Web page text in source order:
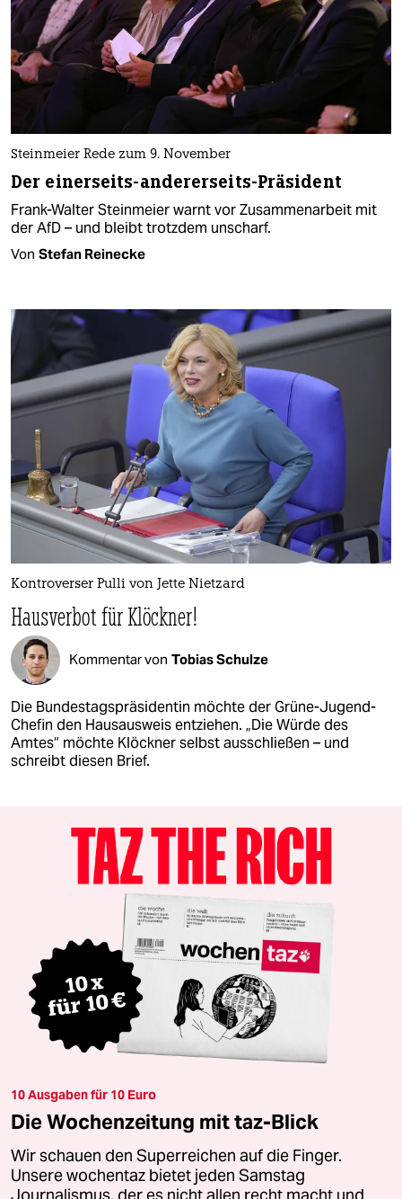
Steinmeier Rede zum 9. November
Der einerseits-andererseits-Präsident
Frank-Walter Steinmeier warnt vor Zusammenarbeit mit
der AfD – und bleibt trotzdem unscharf.
Von Stefan Reinecke
Kontroverser Pulli von Jette Nietzard
Hausverbot für Klöckner!
Kommentar von Tobias Schulze
Die Bundestagspräsidentin möchte der Grüne-Jugend-
Chefin den Hausausweis entziehen. „Die Würde des
Amtes“ möchte Klöckner selbst ausschließen – und
schreibt diesen Brief.
10 Ausgaben für 10 Euro
Die Wochenzeitung mit taz-Blick
Wir schauen den Superreichen auf die Finger.
Unsere wochentaz bietet jeden Samstag